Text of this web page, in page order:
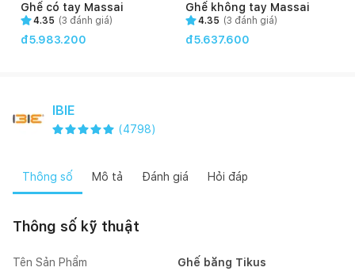
Ghế có tay Massai
4.35 (3 đánh giá)
đ5.983.200
Ghế không tay Massai
4.35 (3 đánh giá)
đ5.637.600
IBIE
(4798)
Thông số Mô tả Đánh giá Hỏi đáp
Thông số kỹ thuật
Tên Sản Phẩm Ghế băng Tikus